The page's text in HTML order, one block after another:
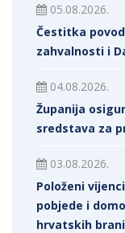
05.08.2026.
Čestitka
zahvalnosti i
04.08.2026.
Županija
sredstava za
03.08.2026.
Položeni
pobjede i
hrvatskih